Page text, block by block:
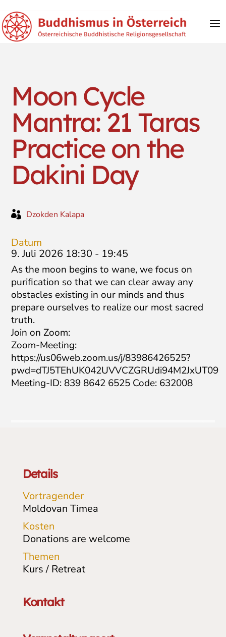
Moon Cycle
Mantra: 21 Taras
Practice on the
Dakini Day
 Dzokden Kalapa
Datum
9. Juli 2026 18:30 - 19:45
As the moon begins to wane, we focus on
purification so that we can clear away any
obstacles existing in our minds and thus
prepare ourselves to realize our most sacred
truth.
Join on Zoom:
Zoom-Meeting:
https://us06web.zoom.us/j/83986426525?
pwd=dTJ5TEhUK042UVVCZGRUdi94M2JxUT09
Meeting-ID: 839 8642 6525 Code: 632008
Details
Vortragender
Moldovan Timea
Kosten
Donations are welcome
Themen
Kurs / Retreat
Kontakt